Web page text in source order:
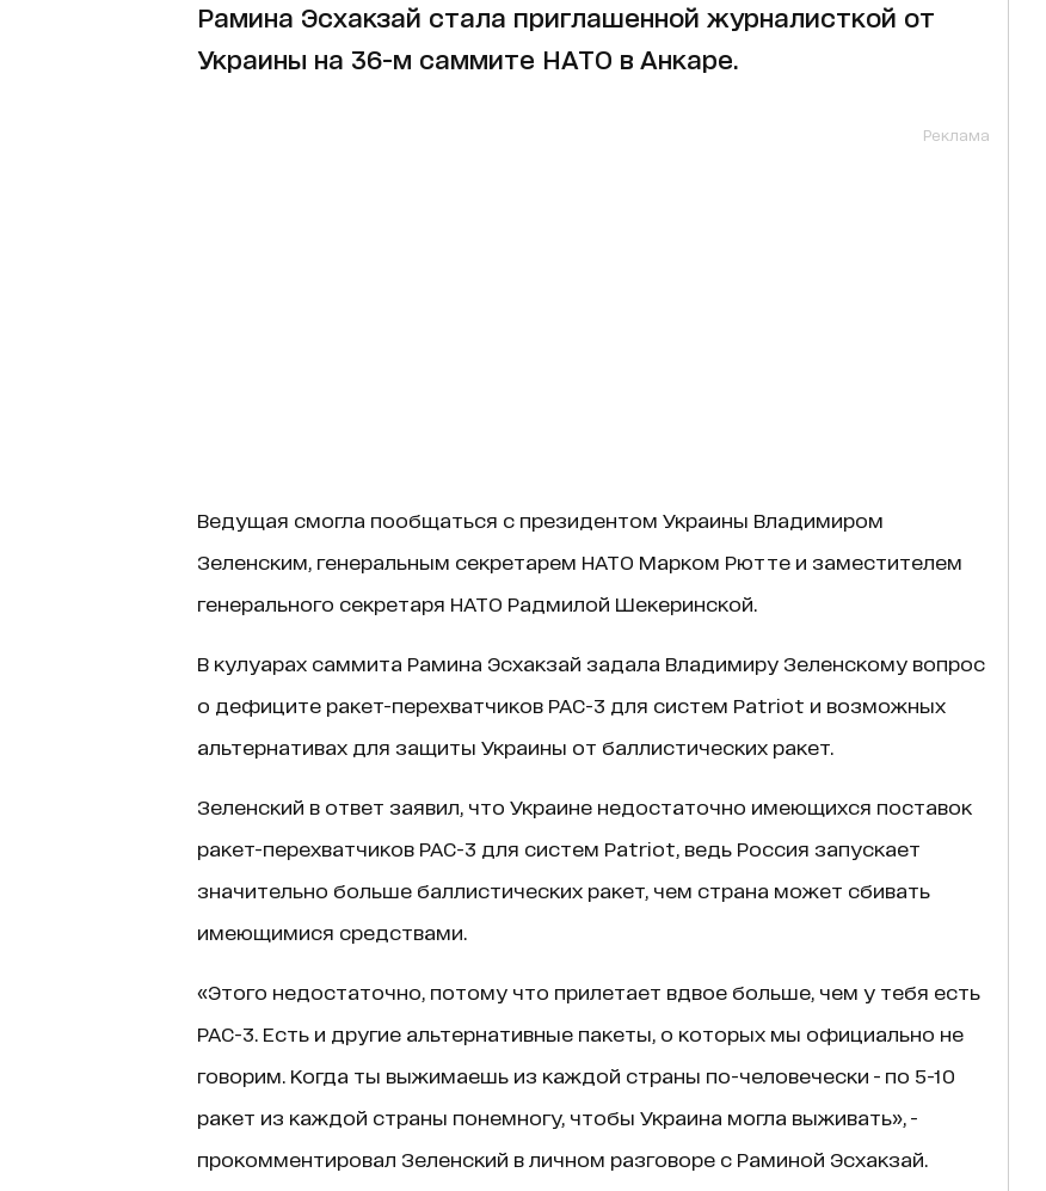
Рамина Эсхакзай стала приглашенной журналисткой от
Украины на 36-м саммите НАТО в Анкаре.
Реклама
Ведущая смогла пообщаться с президентом Украины Владимиром
Зеленским, генеральным секретарем НАТО Марком Рютте и заместителем
генерального секретаря НАТО Радмилой Шекеринской.
В кулуарах саммита Рамина Эсхакзай задала Владимиру Зеленскому вопрос
о дефиците ракет-перехватчиков PAC-3 для систем Patriot и возможных
альтернативах для защиты Украины от баллистических ракет.
Зеленский в ответ заявил, что Украине недостаточно имеющихся поставок
ракет-перехватчиков PAC-3 для систем Patriot, ведь Россия запускает
значительно больше баллистических ракет, чем страна может сбивать
имеющимися средствами.
«Этого недостаточно, потому что прилетает вдвое больше, чем у тебя есть
PAC-3. Есть и другие альтернативные пакеты, о которых мы официально не
говорим. Когда ты выжимаешь из каждой страны по-человечески - по 5-10
ракет из каждой страны понемногу, чтобы Украина могла выживать», -
прокомментировал Зеленский в личном разговоре с Раминой Эсхакзай.